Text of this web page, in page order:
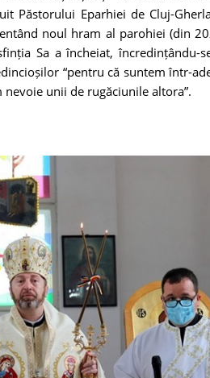
Păstorului Eparhiei de Cluj-
noul hram al parohiei (din
Sa a încheiat, încredințându-
“pentru că suntem într-
unii de rugăciunile altora”.